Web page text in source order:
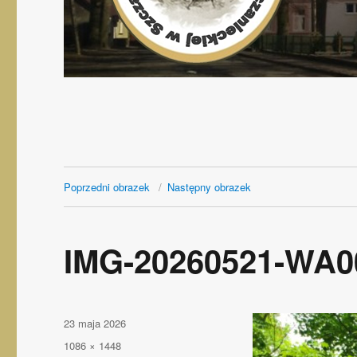
Poprzedni obrazek Następny obrazek
IMG-20260521-
Opublikowano
23 maja 2026
Pełny
1086 × 1448